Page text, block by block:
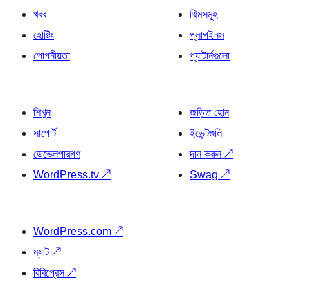
খবর
হোষ্টিং
গোপনীয়তা
থিমসমূহ
প্লাগইনস
প্যাটার্নগুলো
শিখুন
সাপোর্ট
ডেভেলপারগণ
WordPress.tv ↗
জড়িত হোন
ইভেন্টগুলি
দান করুন↗
Swag ↗
WordPress.com ↗
ম্যাট↗
বিবিপ্রেস↗